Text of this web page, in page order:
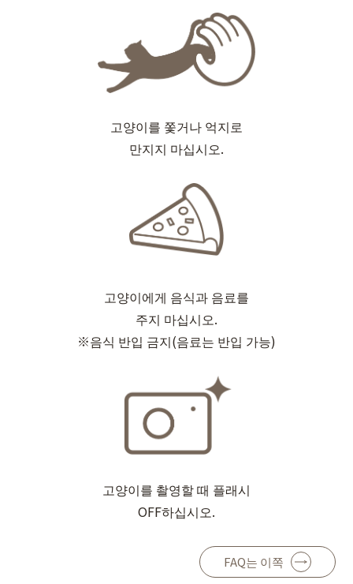
고양이를 쫓거나 억지로
만지지 마십시오.
고양이에게 음식과 음료를
주지 마십시오.
※음식 반입 금지(음료는 반입 가능)
고양이를 촬영할 때 플래시
OFF하십시오.
FAQ는 이쪽